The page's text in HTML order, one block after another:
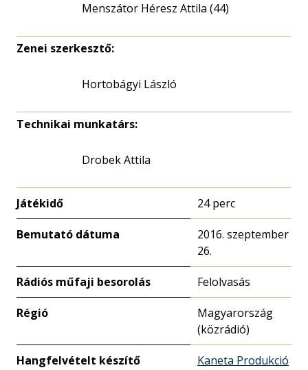
Menszátor Héresz Attila (44)
Zenei szerkesztő:
Hortobágyi László
Technikai munkatárs:
Drobek Attila
Játékidő 24 perc
Bemutató dátuma
2016. szeptember
26.
Rádiós műfaji besorolás Felolvasás
Régió
Magyarország
(közrádió)
Hangfelvételt készítő
Kaneta Produkció